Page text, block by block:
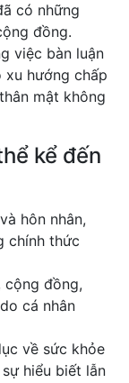
có những
đồng.
việc bàn luận
xu hướng chấp
mật không
kể đến
hôn nhân,
chính thức
cộng đồng,
cá nhân
về sức khỏe
hiểu biết lẫn